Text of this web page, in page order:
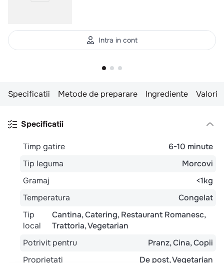
Intra in cont
Specificatii Metode de preparare Ingrediente Valori
Specificatii
Timp gatire
6-10 minute
Tip leguma
Morcovi
Gramaj
<1kg
Temperatura
Congelat
Tip
local
Cantina Catering Restaurant Romanesc
Trattoria Vegetarian
Potrivit pentru
Pranz Cina Copii
Proprietati
De post Vegetarian